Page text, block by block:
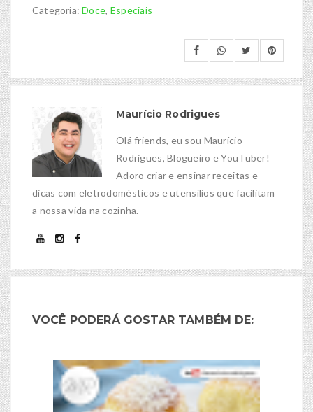
Categoria:Doce, Especiais
Maurício Rodrigues
Olá friends, eu sou Maurício
Rodrigues, Blogueiro e YouTuber!
Adoro criar e ensinar receitas e
dicas com eletrodomésticos e utensílios que facilitam
a nossa vida na cozinha.
VOCÊ PODERÁ GOSTAR TAMBÉM DE: